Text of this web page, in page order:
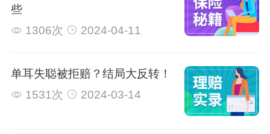
些
1306次
2024-04-11
单耳失聪被拒赔？结局大反转！
1531次
2024-03-14